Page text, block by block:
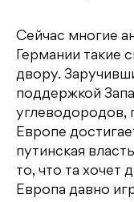
Сейчас многие
Германии такие
двору.
поддержкой
углеводородов,
Европе
путинская
то, что та хочет
Европа давно